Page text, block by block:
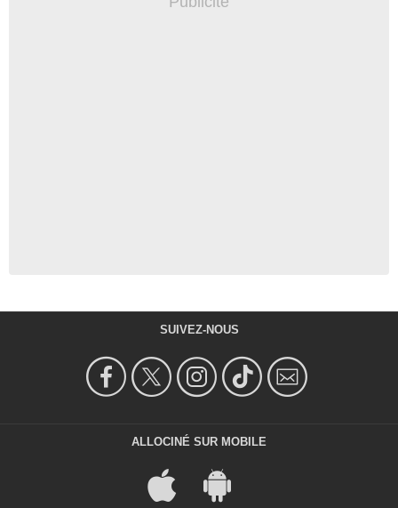
SUIVEZ-NOUS
ALLOCINÉ SUR MOBILE